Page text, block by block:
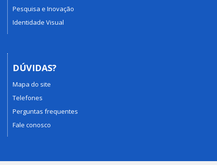
Pesquisa e Inovação
Identidade Visual
DÚVIDAS?
Mapa do site
Telefones
Perguntas frequentes
Fale conosco